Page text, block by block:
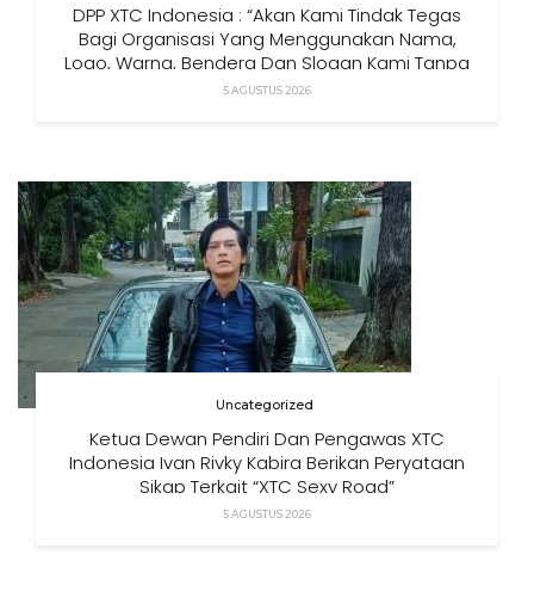
DPP XTC Indonesia : “Akan Kami Tindak Tegas
Bagi Organisasi Yang Menggunakan Nama,
Logo, Warna, Bendera Dan Slogan Kami Tanpa
Izin”
5 AGUSTUS 2026
Uncategorized
Ketua Dewan Pendiri Dan Pengawas XTC
Indonesia Ivan Rivky Kabira Berikan Peryataan
Sikap Terkait “XTC Sexy Road”
5 AGUSTUS 2026